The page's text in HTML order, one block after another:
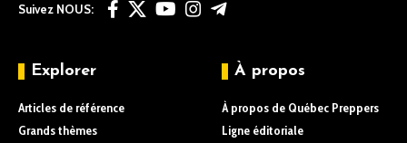
Suivez NOUS:
Explorer
Articles de référence
Grands thèmes
À propos
À propos de Québec Preppers
Ligne éditoriale